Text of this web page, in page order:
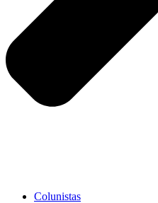
Colunistas